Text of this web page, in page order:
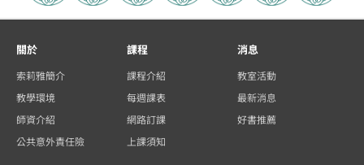
關於
索莉雅簡介
教學環境
師資介紹
公共意外責任險
課程
課程介紹
每週課表
網路訂課
上課須知
消息
教室活動
最新消息
好書推薦